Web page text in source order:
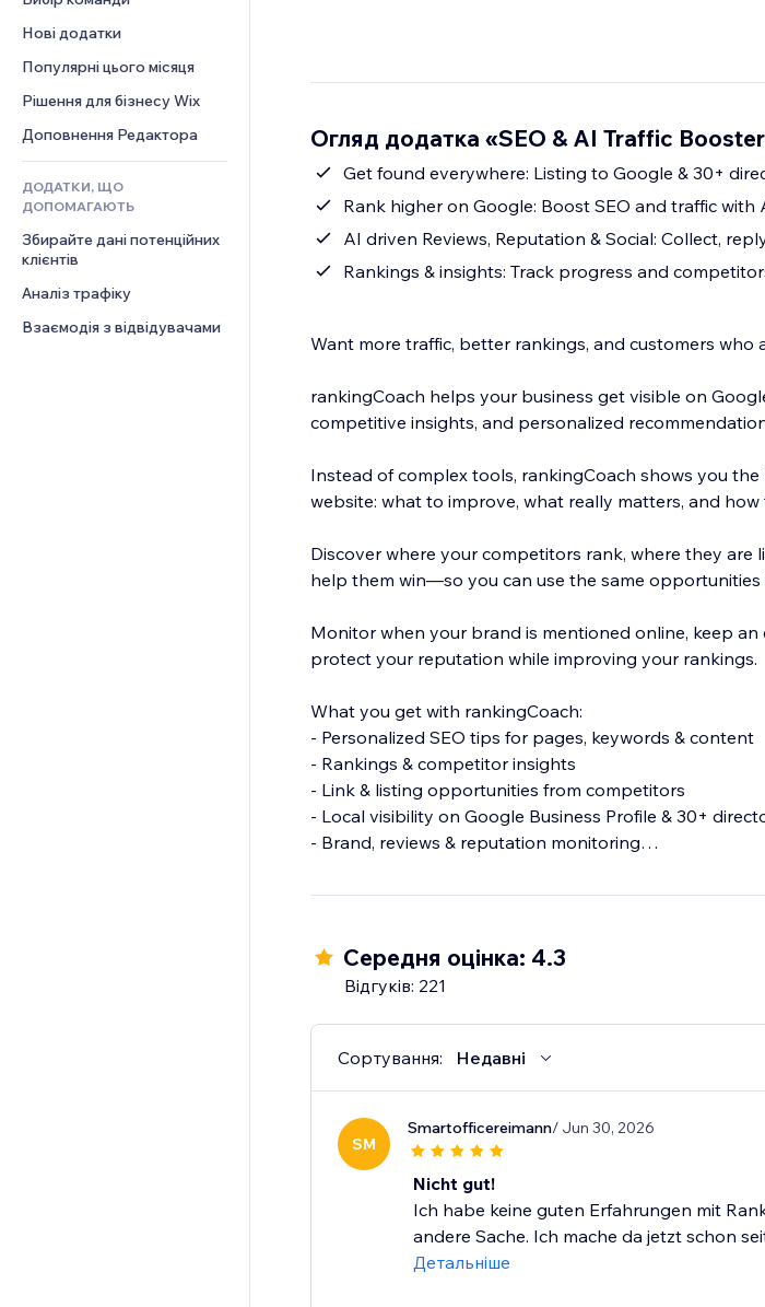
Рішення для складів
Дропшипінг
Тарифні плани й підписки
Краудфандинг
Їжа та напої
PDF
Обмін файлами
Новини
Шаблони сторінок
Ефекти зображення
Кнопки та меню
Банери та бейджі
Калькулятори
Пошук
Погода
Графіки й таблиці
Опитування
Чат
Коментарі
Телефон
Спільнота
Відгуки
CRM
Нові додатки
Популярні цього місяця
Рішення для бізнесу Wix
Доповнення Редактора
ДОДАТКИ, ЩО
ДОПОМАГАЮТЬ
Збирайте дані потенційних
клієнтів
Аналіз трафіку
Взаємодія з відвідувачами
Огляд додатка «SEO & AI Traffic
Get found everywhere: Listing to Google & 30+
Rank higher on Google: Boost SEO and traffic
AI driven Reviews, Reputation & Social: Collect,
Rankings & insights: Track progress and
Want more traffic, better rankings, and customers who
rankingCoach helps your business get visible on
competitive insights, and personalized
Instead of complex tools, rankingCoach shows you
website: what to improve, what really matters, and
Discover where your competitors rank, where they are
help them win—so you can use the same opportunities
Monitor when your brand is mentioned online, keep
protect your reputation while improving your rankings.
What you get with rankingCoach:
- Personalized SEO tips for pages, keywords & content
- Rankings & competitor insights
- Link & listing opportunities from competitors
- Local visibility on Google Business Profile & 30+
- Brand, reviews & reputation monitoring
next.
Trusted by millions of small businesses worldwide.
40+ international awards. No agency required.
Середня оцінка: 4.3
Відгуків: 221
Сортування: Недавні
SM
Smartofficereimann/ Jun 30, 2026
Nicht gut!
Ich habe keine guten Erfahrungen mit
andere Sache. Ich mache da jetzt schon
Детальніше